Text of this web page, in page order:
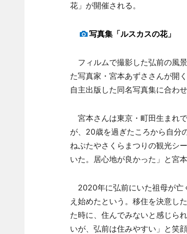
花」が開催される。
写真集「ルスカスの花」
フィルムで撮影した弘前の風
た写真家・宮本あずささんが開
自主出版した同名写真集に合わ
宮本さんは東京・町田生まれ
が、20歳を過ぎたころから自分
ねぷたやさくらまつりの観光シ
いた。居心地が良かった」と宮本
2020年に弘前にいた祖母が亡
え始めたという。移住を決意し
た時に、住んでみないと感じら
いが、弘前は住みやすい」と笑顔